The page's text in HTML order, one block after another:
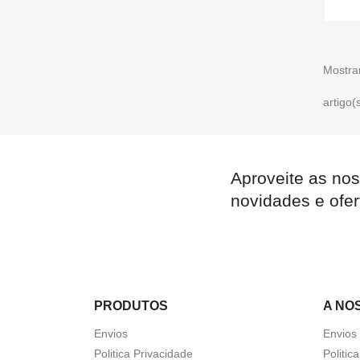
Aproveite as
novidades e
PRODUTOS
Envios
Politica Privacidade
A
Envios